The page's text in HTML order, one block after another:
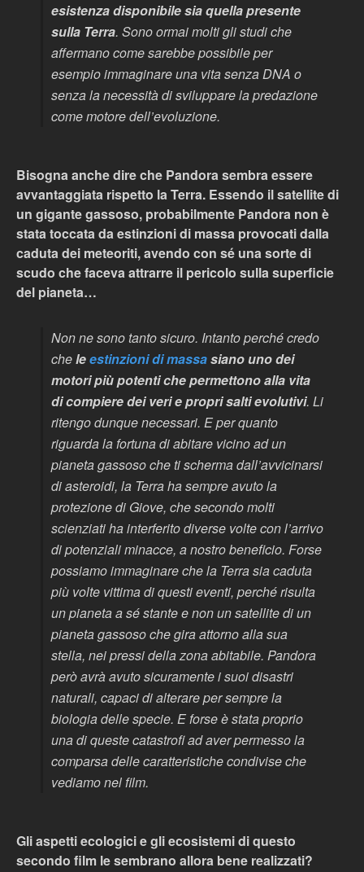
esistenza disponibile sia quella presente
sulla Terra. Sono ormai molti gli studi che
affermano come sarebbe possibile per
esempio immaginare una vita senza DNA o
senza la necessità di sviluppare la predazione
come motore dell’evoluzione.
Bisogna anche dire che Pandora sembra essere
avvantaggiata rispetto la Terra. Essendo il satellite di
un gigante gassoso, probabilmente Pandora non è
stata toccata da estinzioni di massa provocati dalla
caduta dei meteoriti, avendo con sé una sorte di
scudo che faceva attrarre il pericolo sulla superficie
del pianeta…
Non ne sono tanto sicuro. Intanto perché credo
cheleestinzioni di massasiano uno dei
motori più potenti che permettono alla vita
di compiere dei veri e propri salti evolutivi. Li
ritengo dunque necessari. E per quanto
riguarda la fortuna di abitare vicino ad un
pianeta gassoso che ti scherma dall’avvicinarsi
di asteroidi, la Terra ha sempre avuto la
protezione di Giove, che secondo molti
scienziati ha interferito diverse volte con l’arrivo
di potenziali minacce, a nostro beneficio. Forse
possiamo immaginare che la Terra sia caduta
più volte vittima di questi eventi, perché risulta
un pianeta a sé stante e non un satellite di un
pianeta gassoso che gira attorno alla sua
stella, nei pressi della zona abitabile. Pandora
però avrà avuto sicuramente i suoi disastri
naturali, capaci di alterare per sempre la
biologia delle specie. E forse è stata proprio
una di queste catastrofi ad aver permesso la
comparsa delle caratteristiche condivise che
vediamo nel film.
Gli aspetti ecologici e gli ecosistemi di questo
secondo film le sembrano allora bene realizzati?